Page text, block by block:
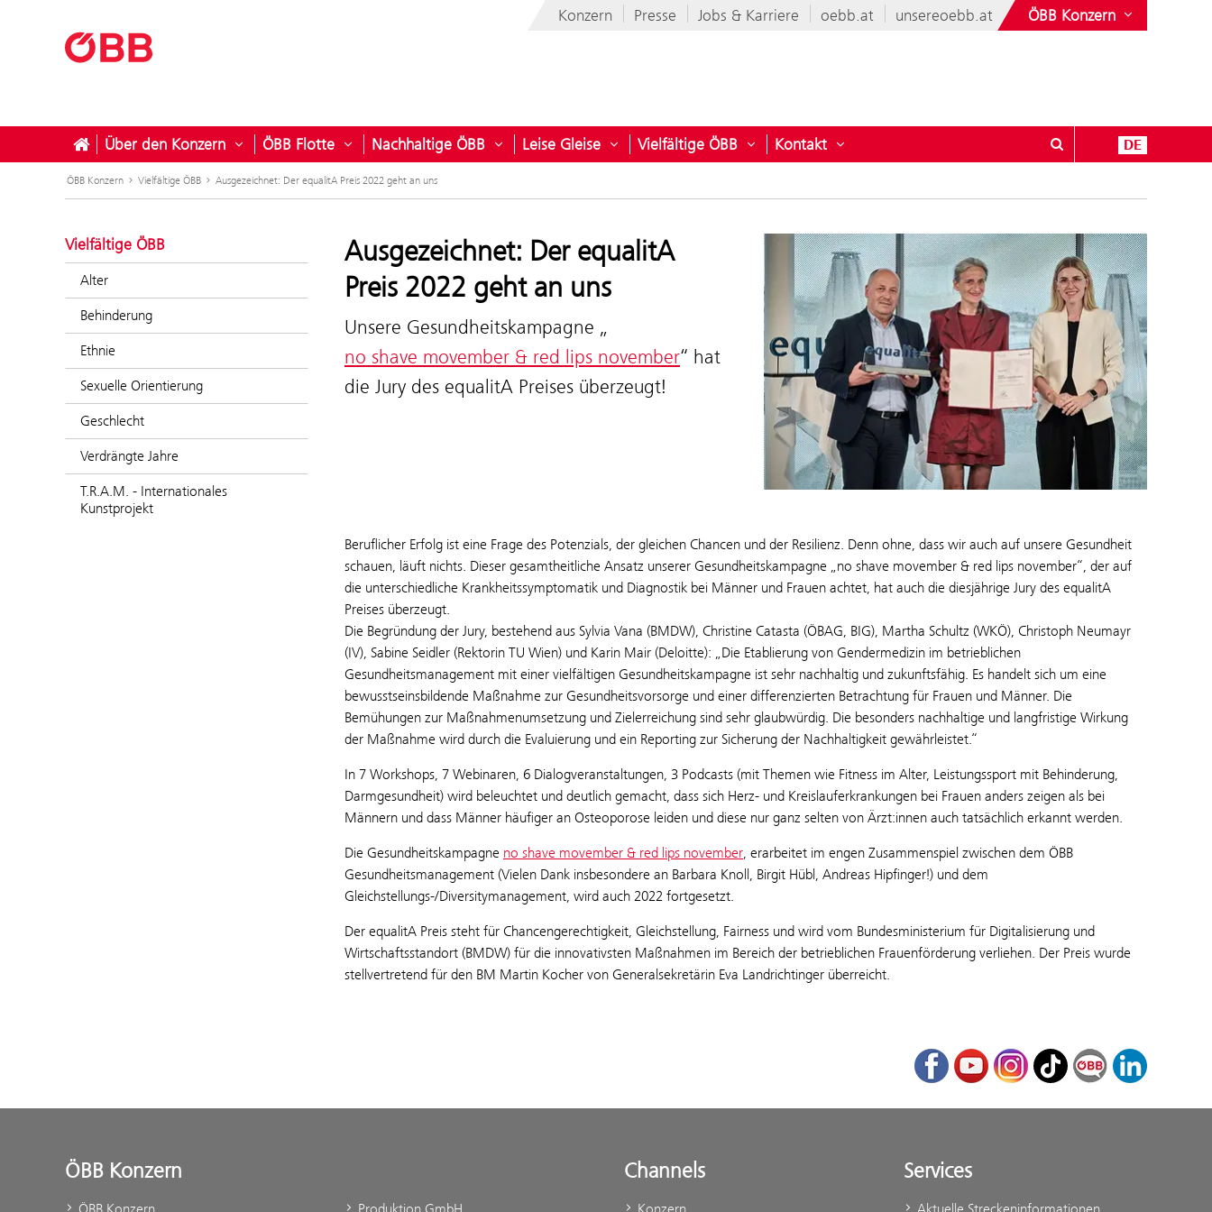
Konzern Presse Jobs & Karriere oebb.at unsereoebb.at ÖBB Konzern
Über den Konzern Untermenü öffnen für Über den Konzern
ÖBB Flotte Untermenü öffnen für ÖBB Flotte
Nachhaltige ÖBB Untermenü öffnen für Nachhaltige ÖBB
Leise Gleise Untermenü öffnen für Leise Gleise
Vielfältige ÖBB Untermenü öffnen für Vielfältige ÖBB
Kontakt Untermenü öffnen für Kontakt DE
ÖBB Konzern Vielfältige ÖBB Ausgezeichnet: Der equalitA Preis 2022 geht an uns
Vielfältige ÖBB
Alter
Behinderung
Ethnie
Sexuelle Orientierung
Geschlecht
Verdrängte Jahre
T.R.A.M. - Internationales
Kunstprojekt
Ausgezeichnet: Der equalitA
Preis 2022 geht an uns
Unsere Gesundheitskampagne „
no shave movember & red lips november“ hat
die Jury des equalitA Preises überzeugt!
Beruflicher Erfolg ist eine Frage des Potenzials, der gleichen Chancen und der Resilienz. Denn ohne, dass wir auch auf unsere Gesundheit
schauen, läuft nichts. Dieser gesamtheitliche Ansatz unserer Gesundheitskampagne „no shave movember & red lips november“, der auf
die unterschiedliche Krankheitssymptomatik und Diagnostik bei Männer und Frauen achtet, hat auch die diesjährige Jury des equalitA
Preises überzeugt.
Die Begründung der Jury, bestehend aus Sylvia Vana (BMDW), Christine Catasta (ÖBAG, BIG), Martha Schultz (WKÖ), Christoph Neumayr
(IV), Sabine Seidler (Rektorin TU Wien) und Karin Mair (Deloitte): „Die Etablierung von Gendermedizin im betrieblichen
Gesundheitsmanagement mit einer vielfältigen Gesundheitskampagne ist sehr nachhaltig und zukunftsfähig. Es handelt sich um eine
bewusstseinsbildende Maßnahme zur Gesundheitsvorsorge und einer differenzierten Betrachtung für Frauen und Männer. Die
Bemühungen zur Maßnahmenumsetzung und Zielerreichung sind sehr glaubwürdig. Die besonders nachhaltige und langfristige Wirkung
der Maßnahme wird durch die Evaluierung und ein Reporting zur Sicherung der Nachhaltigkeit gewährleistet.“
In 7 Workshops, 7 Webinaren, 6 Dialogveranstaltungen, 3 Podcasts (mit Themen wie Fitness im Alter, Leistungssport mit Behinderung,
Darmgesundheit) wird beleuchtet und deutlich gemacht, dass sich Herz- und Kreislauferkrankungen bei Frauen anders zeigen als bei
Männern und dass Männer häufiger an Osteoporose leiden und diese nur ganz selten von Ärzt:innen auch tatsächlich erkannt werden.
Die Gesundheitskampagne no shave movember & red lips november , erarbeitet im engen Zusammenspiel zwischen dem ÖBB
Gesundheitsmanagement (Vielen Dank insbesondere an Barbara Knoll, Birgit Hübl, Andreas Hipfinger!) und dem
Gleichstellungs-/Diversitymanagement, wird auch 2022 fortgesetzt.
Der equalitA Preis steht für Chancengerechtigkeit, Gleichstellung, Fairness und wird vom Bundesministerium für Digitalisierung und
Wirtschaftsstandort (BMDW) für die innovativsten Maßnahmen im Bereich der betrieblichen Frauenförderung verliehen. Der Preis wurde
stellvertretend für den BM Martin Kocher von Generalsekretärin Eva Landrichtinger überreicht.
FacebookYoutubeInstagram
TikTok ÖBB Corporate
LinkedIn
ÖBB Konzern
ÖBB Konzern Produktion GmbH
Channels
Konzern
Services
Aktuelle Streckeninformationen